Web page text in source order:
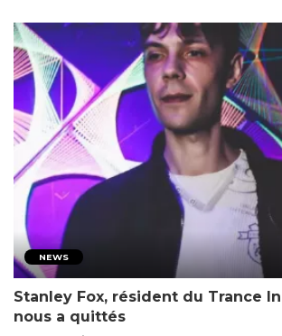
NEWS
Stanley Fox, résident du Trance
nous a quittés